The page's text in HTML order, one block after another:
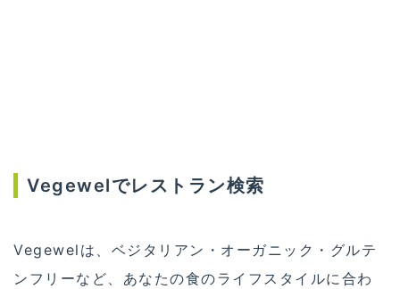
Vegewelでレストラン検索
Vegewelは、ベジタリアン・オーガニック・グルテ
ンフリーなど、あなたの食のライフスタイルに合わ